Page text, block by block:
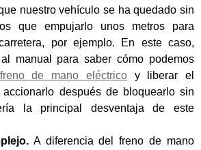
nuestro vehículo se ha quedado sin
que empujarlo unos metros para
por ejemplo. En este caso,
manual para saber cómo podemos
de mano eléctricoy liberar el
después de bloquearlo sin
la principal desventaja de este
A diferencia del freno de mano